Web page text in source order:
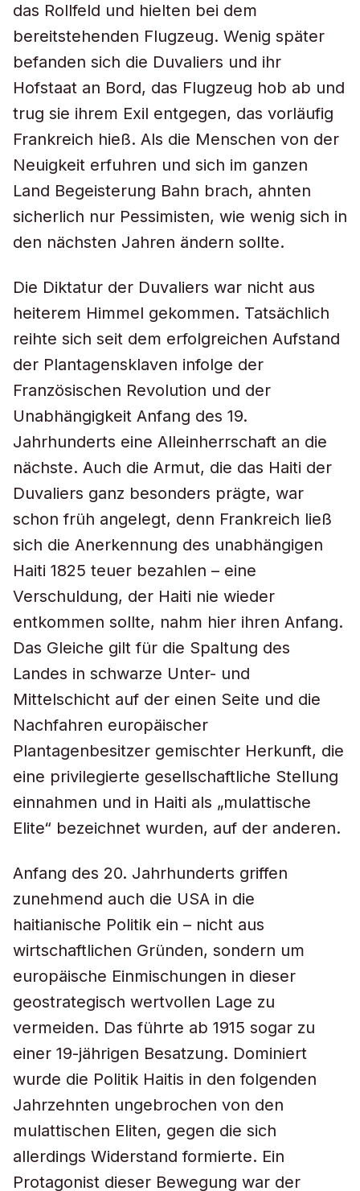
das Rollfeld und hielten bei dem
bereitstehenden Flugzeug. Wenig später
befanden sich die Duvaliers und ihr
Hofstaat an Bord, das Flugzeug hob ab und
trug sie ihrem Exil entgegen, das vorläufig
Frankreich hieß. Als die Menschen von der
Neuigkeit erfuhren und sich im ganzen
Land Begeisterung Bahn brach, ahnten
sicherlich nur Pessimisten, wie wenig sich in
den nächsten Jahren ändern sollte.
Die Diktatur der Duvaliers war nicht aus
heiterem Himmel gekommen. Tatsächlich
reihte sich seit dem erfolgreichen Aufstand
der Plantagensklaven infolge der
Französischen Revolution und der
Unabhängigkeit Anfang des 19.
Jahrhunderts eine Alleinherrschaft an die
nächste. Auch die Armut, die das Haiti der
Duvaliers ganz besonders prägte, war
schon früh angelegt, denn Frankreich ließ
sich die Anerkennung des unabhängigen
Haiti 1825 teuer bezahlen – eine
Verschuldung, der Haiti nie wieder
entkommen sollte, nahm hier ihren Anfang.
Das Gleiche gilt für die Spaltung des
Landes in schwarze Unter- und
Mittelschicht auf der einen Seite und die
Nachfahren europäischer
Plantagenbesitzer gemischter Herkunft, die
eine privilegierte gesellschaftliche Stellung
einnahmen und in Haiti als „mulattische
Elite“ bezeichnet wurden, auf der anderen.
Anfang des 20. Jahrhunderts griffen
zunehmend auch die USA in die
haitianische Politik ein – nicht aus
wirtschaftlichen Gründen, sondern um
europäische Einmischungen in dieser
geostrategisch wertvollen Lage zu
vermeiden. Das führte ab 1915 sogar zu
einer 19-jährigen Besatzung. Dominiert
wurde die Politik Haitis in den folgenden
Jahrzehnten ungebrochen von den
mulattischen Eliten, gegen die sich
allerdings Widerstand formierte. Ein
Protagonist dieser Bewegung war der